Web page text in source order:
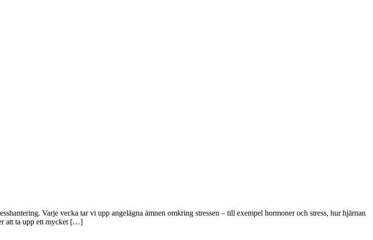
Varje vecka tar vi upp angelägna ämnen omkring stressen – till exempel hormoner och stress, hur hjärnan
att ta upp ett mycket […]